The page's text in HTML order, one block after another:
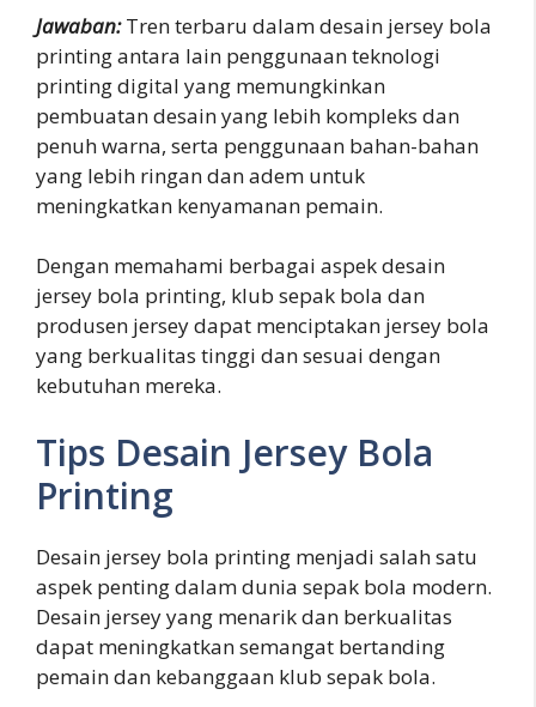
Jawaban:Tren terbaru dalam desain jersey bola
printing antara lain penggunaan teknologi
printing digital yang memungkinkan
pembuatan desain yang lebih kompleks dan
penuh warna, serta penggunaan bahan-bahan
yang lebih ringan dan adem untuk
meningkatkan kenyamanan pemain.
Dengan memahami berbagai aspek desain
jersey bola printing, klub sepak bola dan
produsen jersey dapat menciptakan jersey bola
yang berkualitas tinggi dan sesuai dengan
kebutuhan mereka.
Tips Desain Jersey Bola
Printing
Desain jersey bola printing menjadi salah satu
aspek penting dalam dunia sepak bola modern.
Desain jersey yang menarik dan berkualitas
dapat meningkatkan semangat bertanding
pemain dan kebanggaan klub sepak bola.